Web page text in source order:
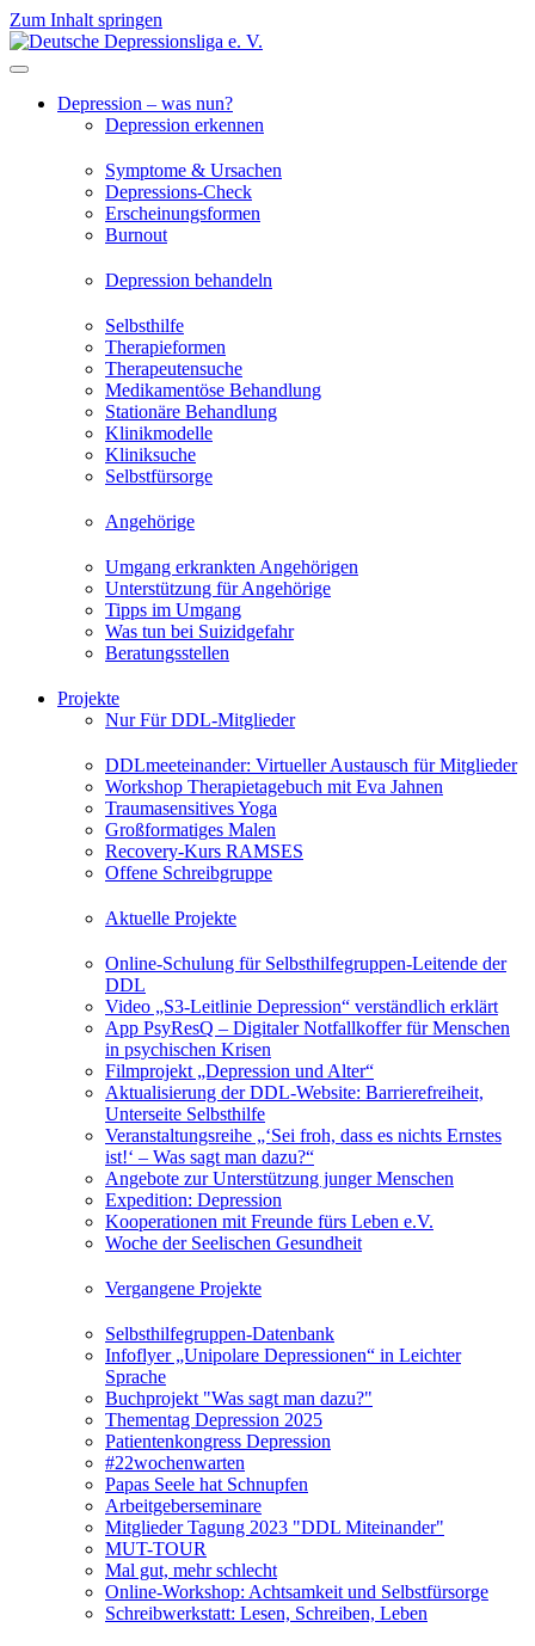
Zum Inhalt springen
Depression – was nun?
Depression erkennen
Symptome & Ursachen
Depressions-Check
Erscheinungsformen
Burnout
Depression behandeln
Selbsthilfe
Therapieformen
Therapeutensuche
Medikamentöse Behandlung
Stationäre Behandlung
Klinikmodelle
Kliniksuche
Selbstfürsorge
Angehörige
Umgang erkrankten Angehörigen
Unterstützung für Angehörige
Tipps im Umgang
Was tun bei Suizidgefahr
Beratungsstellen
Projekte
Nur Für DDL-Mitglieder
DDLmeeteinander: Virtueller Austausch für Mitglieder
Workshop Therapietagebuch mit Eva Jahnen
Traumasensitives Yoga
Großformatiges Malen
Recovery-Kurs RAMSES
Offene Schreibgruppe
Aktuelle Projekte
Online-Schulung für Selbsthilfegruppen-Leitende der
DDL
Video „S3-Leitlinie Depression“ verständlich erklärt
App PsyResQ – Digitaler Notfallkoffer für Menschen
in psychischen Krisen
Filmprojekt „Depression und Alter“
Aktualisierung der DDL-Website: Barrierefreiheit,
Unterseite Selbsthilfe
Veranstaltungsreihe „‘Sei froh, dass es nichts Ernstes
ist!‘ – Was sagt man dazu?“
Angebote zur Unterstützung junger Menschen
Expedition: Depression
Kooperationen mit Freunde fürs Leben e.V.
Woche der Seelischen Gesundheit
Vergangene Projekte
Selbsthilfegruppen-Datenbank
Infoflyer „Unipolare Depressionen“ in Leichter
Sprache
Buchprojekt "Was sagt man dazu?"
Thementag Depression 2025
Patientenkongress Depression
#22wochenwarten
Papas Seele hat Schnupfen
Arbeitgeberseminare
Mitglieder Tagung 2023 "DDL Miteinander"
MUT-TOUR
Mal gut, mehr schlecht
Online-Workshop: Achtsamkeit und Selbstfürsorge
Schreibwerkstatt: Lesen, Schreiben, Leben